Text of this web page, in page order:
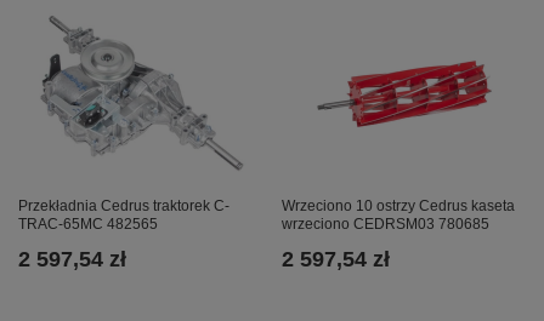
Przekładnia Cedrus traktorek C-
TRAC-65MC 482565
2 597,54 zł
Wrzeciono 10 ostrzy Cedrus kaseta
wrzeciono CEDRSM03 780685
2 597,54 zł